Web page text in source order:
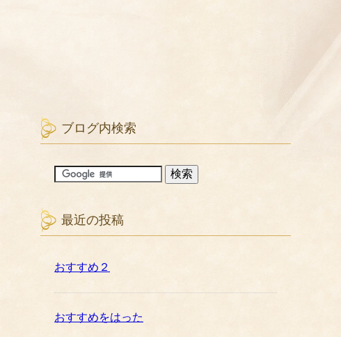
ブログ内検索
最近の投稿
おすすめ２
おすすめをはった